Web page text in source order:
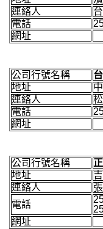
連絡人
電話
網址
公司行號名稱
地址
連絡人
電話
網址
公司行號名稱
地址
連絡人
電話
網址